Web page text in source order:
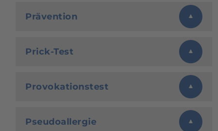
Prävention
Prick-Test
Provokationstest
Pseudoallergie